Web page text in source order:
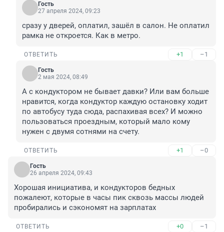
Гость
27 апреля 2024, 09:23
сразу у дверей, оплатил, зашёл в салон. Не оплатил
рамка не откроется. Как в метро.
ОТВЕТИТЬ +1 –1
Гость
2 мая 2024, 08:49
А с кондуктором не бывает давки? Или вам больше
нравится, когда кондуктор каждую остановку ходит
по автобусу туда сюда, распахивая всех? И можно
пользоваться проездным, который мало кому
нужен с двумя сотнями на счету.
ОТВЕТИТЬ +1 –0
Гость
26 апреля 2024, 09:43
Хорошая инициатива, и кондукторов бедных
пожалеют, которые в часы пик сквозь массы людей
пробирались и сэкономят на зарплатах
ОТВЕТИТЬ +0 –1